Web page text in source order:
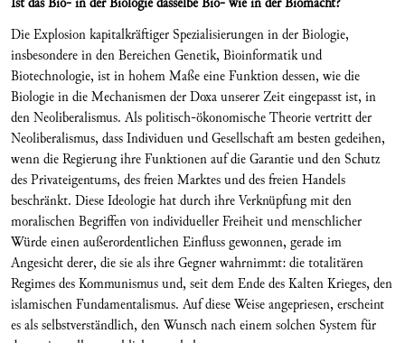
Die Explosion kapitalkräftiger Spezialisierungen in der Biologie,
insbesondere in den Bereichen Genetik, Bioinformatik und
Biotechnologie, ist in hohem Maße eine Funktion dessen, wie die
Biologie in die Mechanismen der Doxa unserer Zeit eingepasst ist, in
den Neoliberalismus. Als politisch-ökonomische Theorie vertritt der
Neoliberalismus, dass Individuen und Gesellschaft am besten gedeihen,
wenn die Regierung ihre Funktionen auf die Garantie und den Schutz
des Privateigentums, des freien Marktes und des freien Handels
beschränkt. Diese Ideologie hat durch ihre Verknüpfung mit den
moralischen Begriffen von individueller Freiheit und menschlicher
Würde einen außerordentlichen Einfluss gewonnen, gerade im
Angesicht derer, die sie als ihre Gegner wahrnimmt: die totalitären
Regimes des Kommunismus und, seit dem Ende des Kalten Krieges, den
islamischen Fundamentalismus. Auf diese Weise angepriesen, erscheint
es als selbstverständlich, den Wunsch nach einem solchen System für